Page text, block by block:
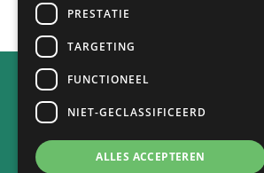
Alle berichten
Contact
4132 VE Vianen
PRESTATIE
TARGETING
FUNCTIONEEL
NIET-GECLASSIFICEERD
ALLES ACCEPTEREN